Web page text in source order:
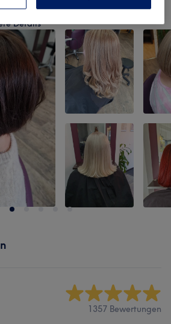
Details
1357 Bewertungen